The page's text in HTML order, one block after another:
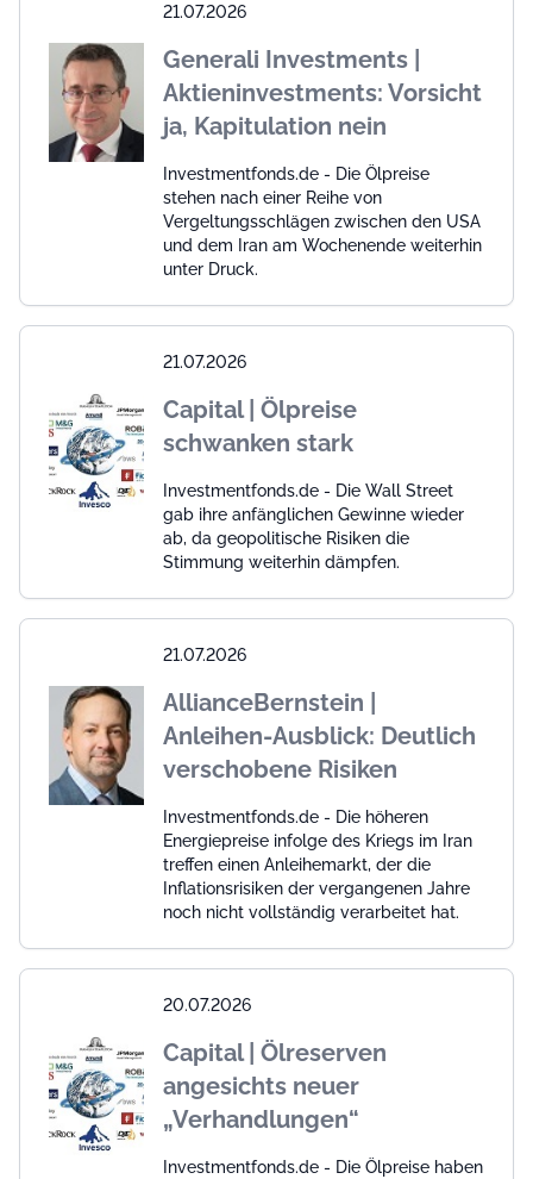
21.07.2026
Generali Investments |
Aktieninvestments: Vorsicht
ja, Kapitulation nein
Investmentfonds.de - Die Ölpreise
stehen nach einer Reihe von
Vergeltungsschlägen zwischen den USA
und dem Iran am Wochenende weiterhin
unter Druck.
21.07.2026
Capital | Ölpreise
schwanken stark
Investmentfonds.de - Die Wall Street
gab ihre anfänglichen Gewinne wieder
ab, da geopolitische Risiken die
Stimmung weiterhin dämpfen.
21.07.2026
AllianceBernstein |
Anleihen-Ausblick: Deutlich
verschobene Risiken
Investmentfonds.de - Die höheren
Energiepreise infolge des Kriegs im Iran
treffen einen Anleihemarkt, der die
Inflationsrisiken der vergangenen Jahre
noch nicht vollständig verarbeitet hat.
20.07.2026
Capital | Ölreserven
angesichts neuer
„Verhandlungen“
Investmentfonds.de - Die Ölpreise haben